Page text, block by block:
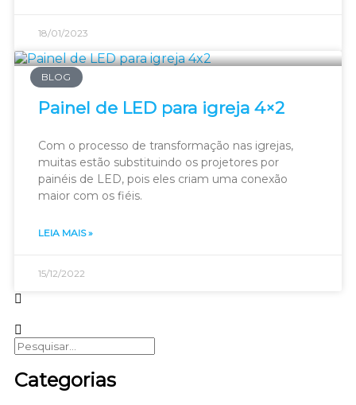
18/01/2023
BLOG
Painel de LED para igreja 4×2
Com o processo de transformação nas igrejas,
muitas estão substituindo os projetores por
painéis de LED, pois eles criam uma conexão
maior com os fiéis.
LEIA MAIS »
15/12/2022
Categorias